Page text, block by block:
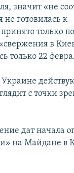
значит «не
не готовилась к
только
в
только 22
Украине
с точки
дат начала
на Майдане в